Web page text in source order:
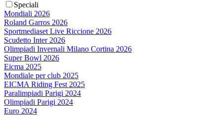
Speciali
Mondiali 2026
Roland Garros 2026
Sportmediaset Live Riccione 2026
Scudetto Inter 2026
Olimpiadi Invernali Milano Cortina 2026
Super Bowl 2026
Eicma 2025
Mondiale per club 2025
EICMA Riding Fest 2025
Paralimpiadi Parigi 2024
Olimpiadi Parigi 2024
Euro 2024